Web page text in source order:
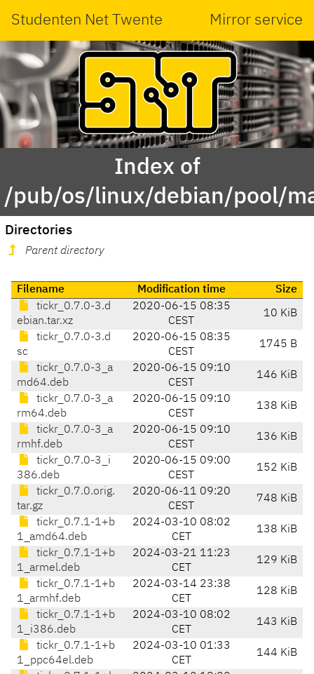
Studenten Net Twente Mirror service
Index of
/pub/os/linux/debian/pool/
Directories
Parent directory
Filename Modification time
Size
tickr_0.7.0-3.d
ebian.tar.xz
2020-06-15 08:35
CEST
10 KiB
tickr_0.7.0-3.d
sc
2020-06-15 08:35
CEST
1745 B
tickr_0.7.0-3_a
md64.deb
2020-06-15 09:10
CEST
146 KiB
tickr_0.7.0-3_a
rm64.deb
2020-06-15 09:10
CEST
138 KiB
tickr_0.7.0-3_a
rmhf.deb
2020-06-15 09:10
CEST
136 KiB
tickr_0.7.0-3_i
386.deb
2020-06-15 09:00
CEST
152 KiB
tickr_0.7.0.orig.
tar.gz
2020-06-11 09:20
CEST
748 KiB
tickr_0.7.1-1+b
1_amd64.deb
2024-03-10 08:02
CET
138 KiB
tickr_0.7.1-1+b
1_armel.deb
2024-03-21 11:23
CET
129 KiB
tickr_0.7.1-1+b
1_armhf.deb
2024-03-14 23:38
CET
128 KiB
tickr_0.7.1-1+b
1_i386.deb
2024-03-10 08:02
CET
143 KiB
tickr_0.7.1-1+b
1_ppc64el.deb
2024-03-10 01:33
CET
144 KiB